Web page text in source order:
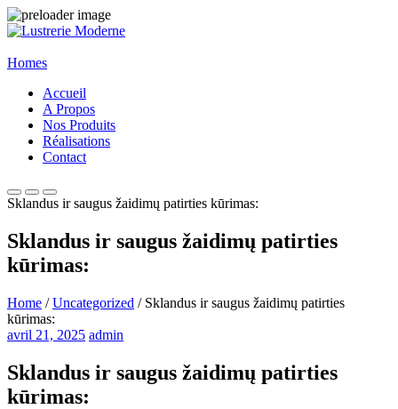
Homes
Accueil
A Propos
Nos Produits
Réalisations
Contact
Sklandus ir saugus žaidimų patirties kūrimas:
Sklandus ir saugus žaidimų patirties
kūrimas:
Home /Uncategorized / Sklandus ir saugus žaidimų patirties
kūrimas:
avril 21, 2025 admin
Sklandus ir saugus žaidimų patirties
kūrimas: